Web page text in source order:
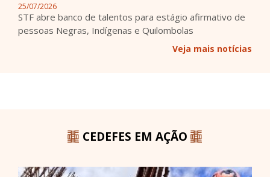
25/07/2026
STF abre banco de talentos para estágio afirmativo de
pessoas Negras, Indígenas e Quilombolas
Veja mais notícias
CEDEFES EM AÇÃO